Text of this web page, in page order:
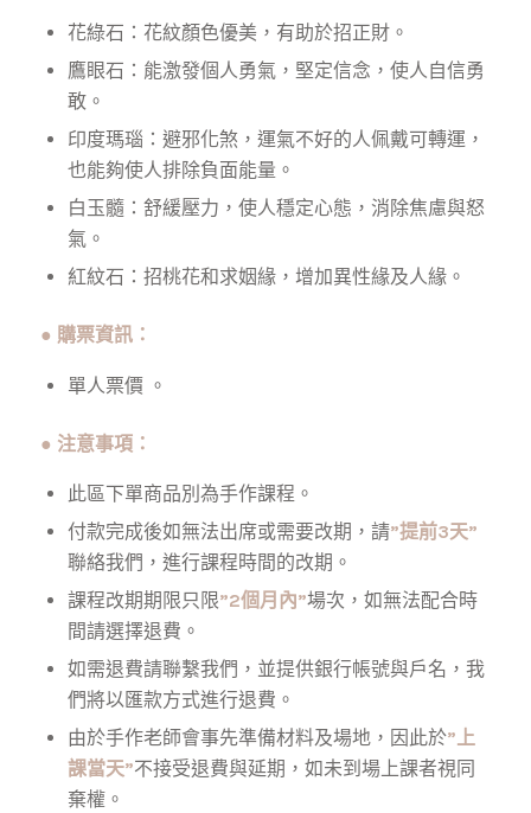
花綠石：花紋顏色優美，有助於招正財。
鷹眼石：能激發個人勇氣，堅定信念，使人自信勇
敢。
印度瑪瑙：避邪化煞，運氣不好的人佩戴可轉運，
也能夠使人排除負面能量。
白玉髓：舒緩壓力，使人穩定心態，消除焦慮與怒
氣。
紅紋石：招桃花和求姻緣，增加異性緣及人緣。
● 購票資訊：
單人票價 。
● 注意事項：
此區下單商品別為手作課程。
付款完成後如無法出席或需要改期， 請”提前3天”
聯絡我們 ，進行課程時間的改期。
課程改期期限只限”2個月內”場次 ，如無法配合時
間請選擇退費。
如需退費請聯繫我們，並提供銀行帳號與戶名，我
們將以匯款方式進行退費。
由於手作老師會事先準備材料及場地，因此於”上
課當天”不接受退費與延期，如未到場上課者視同
棄權。